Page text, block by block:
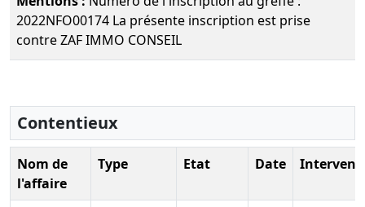
2022NFO00174 La présente inscription est prise
contre ZAF IMMO CONSEIL
Contentieux
Nom de
l'affaire
Type Etat Date